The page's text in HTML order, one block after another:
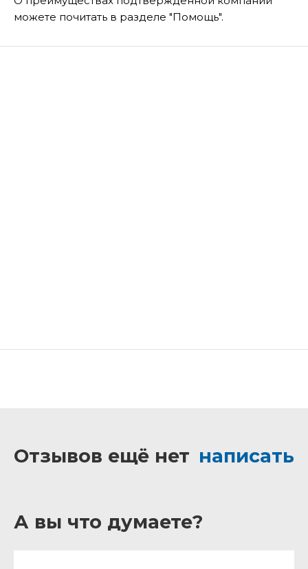
можете почитать в разделе "Помощь".
Отзывов ещё нет написать
А вы что думаете?